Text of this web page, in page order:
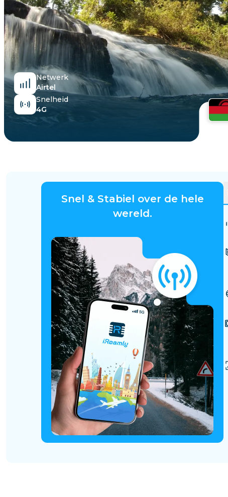
Netwerk
Airtel
Snelheid
4G
Snel & Stabiel over de hele
wereld.